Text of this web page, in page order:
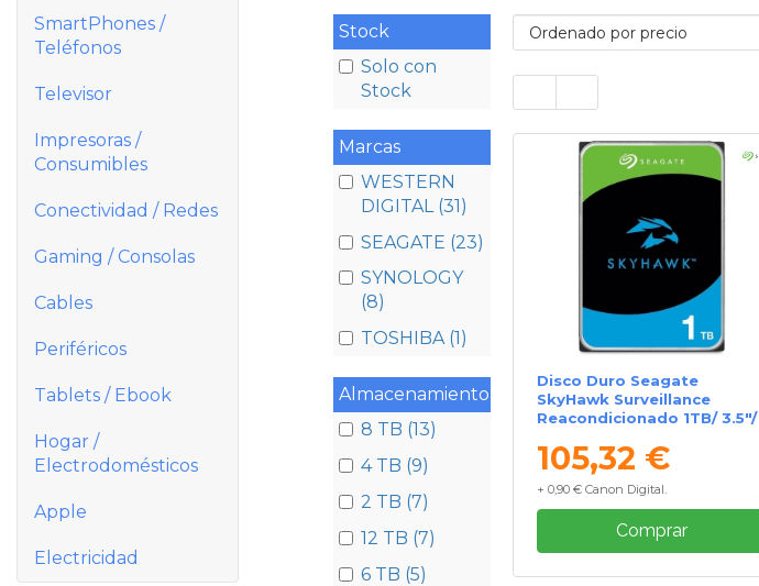
SmartPhones /
Teléfonos
Televisor
Impresoras /
Consumibles
Conectividad / Redes
Gaming / Consolas
Cables
Periféricos
Tablets / Ebook
Hogar /
Electrodomésticos
Apple
Electricidad
Stock
Solo con
Stock
Marcas
WESTERN
DIGITAL (31)
SEAGATE (23)
SYNOLOGY
(8)
TOSHIBA (1)
Almacenamiento
8 TB (13)
4 TB (9)
2 TB (7)
12 TB (7)
6 TB (5)
Disco Duro Seagate
SkyHawk Surveillance
Reacondicionado 1TB/ 3.5"/
105,32 €
+ 0,90 € Canon Digital.
Comprar